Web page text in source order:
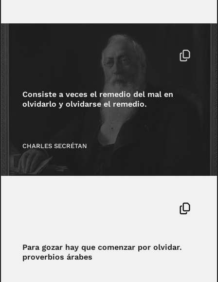
Consiste a veces el remedio del mal en
olvidarlo y olvidarse el remedio.
CHARLES SECRÉTAN
Para gozar hay que comenzar por olvidar.
proverbios árabes